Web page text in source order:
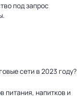
под запрос
сети в 2023 году?
питания, напитков и